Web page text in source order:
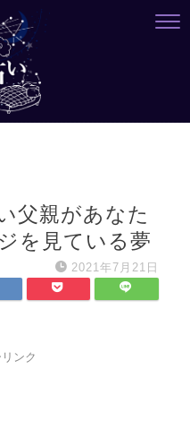
父親があなた
を見ている夢
2021年7月21日
ンク